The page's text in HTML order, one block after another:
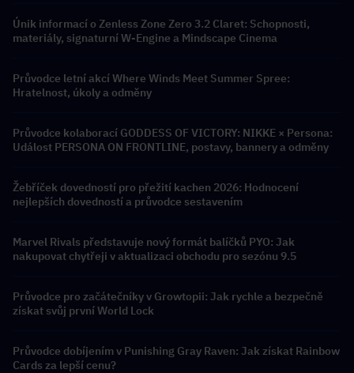
Únik informací o Zenless Zone Zero 3.2 Claret: Schopnosti,
materiály, signaturní W-Engine a Mindscape Cinema
Průvodce letní akcí Where Winds Meet Summer Spree:
Hratelnost, úkoly a odměny
Průvodce kolaborací GODDESS OF VICTORY: NIKKE × Persona:
Událost PERSONA ON FRONTLINE, postavy, bannery a odměny
Žebříček dovedností pro přežití kachen 2026: Hodnocení
nejlepších dovedností a průvodce sestavením
Marvel Rivals představuje nový formát balíčků PYO: Jak
nakupovat chytřeji v aktualizaci obchodu pro sezónu 9.5
Průvodce pro začátečníky v Growtopii: Jak rychle a bezpečně
získat svůj první World Lock
Průvodce dobíjením v Punishing Gray Raven: Jak získat Rainbow
Cards za lepší cenu?